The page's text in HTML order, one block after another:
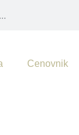
Cenovnik